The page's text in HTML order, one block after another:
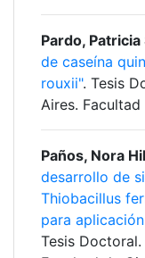
Pardo, Patricia
de caseína
rouxii". Tesis
Aires.
Paños, Nora
desarrollo de
Thiobacillus
para
Tesis